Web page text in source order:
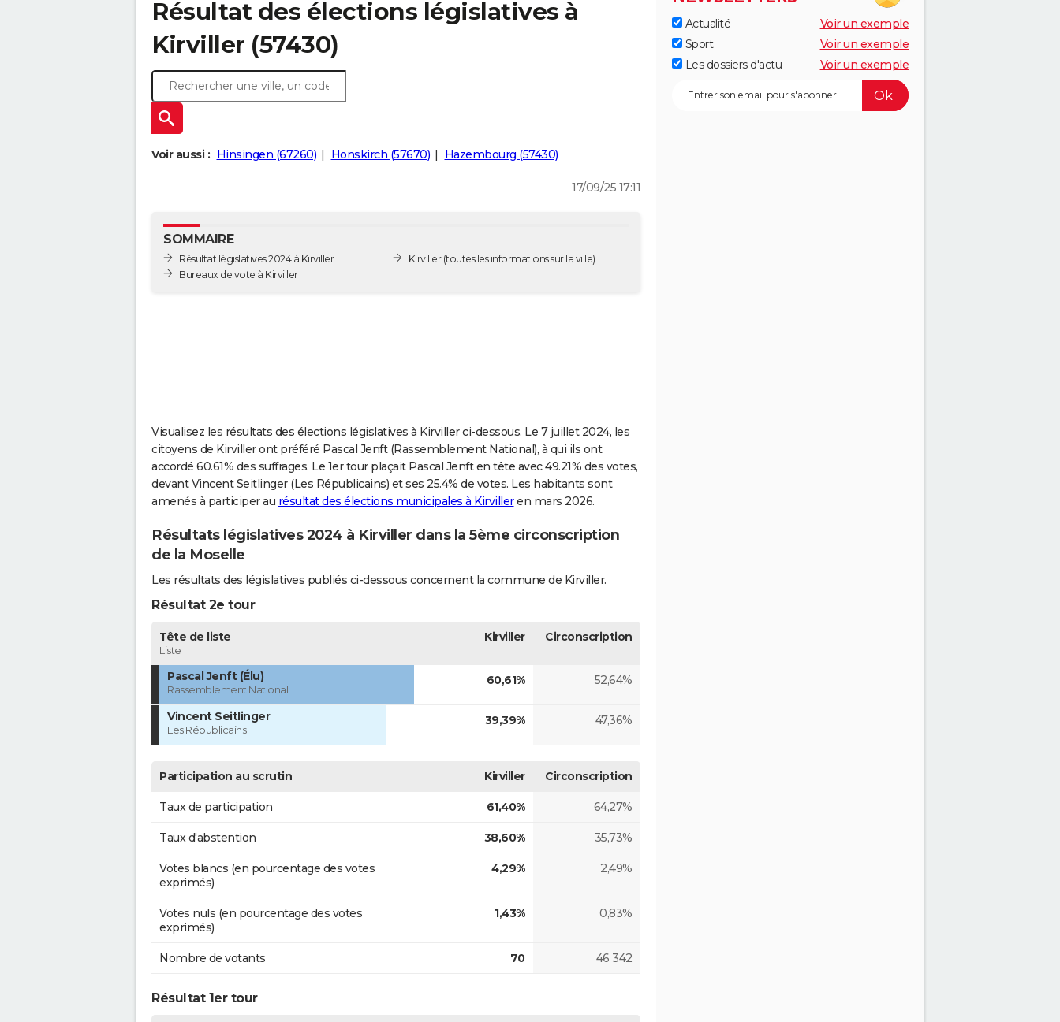
Résultat des élections législatives à
Kirviller (57430)
Voir aussi : Hinsingen (67260) Honskirch (57670) Hazembourg (57430)
17/09/25 17:11
SOMMAIRE
Résultat législatives 2024 à Kirviller
Bureaux de vote à Kirviller
Kirviller(toutes les informations sur la ville)
Visualisez les résultats des élections législatives à Kirviller ci-dessous. Le 7 juillet 2024, les
citoyens de Kirviller ont préféré Pascal Jenft (Rassemblement National), à qui ils ont
accordé 60.61% des suffrages. Le 1er tour plaçait Pascal Jenft en tête avec 49.21% des votes,
devant Vincent Seitlinger (Les Républicains) et ses 25.4% de votes. Les habitants sont
amenés à participer au résultat des élections municipales à Kirvilleren mars 2026.
Résultats législatives 2024 à Kirviller dans la 5ème circonscription
de la Moselle
Les résultats des législatives publiés ci-dessous concernent la commune de Kirviller.
Résultat 2e tour
Tête de liste
Liste
Kirviller Circonscription
Pascal Jenft (Élu)
Rassemblement National
60,61% 52,64%
Vincent Seitlinger
Les Républicains
39,39% 47,36%
Participation au scrutin Kirviller Circonscription
Taux de participation 61,40% 64,27%
Taux d'abstention 38,60% 35,73%
Votes blancs (en pourcentage des votes
exprimés)
4,29% 2,49%
Votes nuls (en pourcentage des votes
exprimés)
1,43% 0,83%
Nombre de votants 70 46 342
Résultat 1er tour
Actualité
Voir un exemple
Sport
Voir un exemple
Les dossiers d'actu
Voir un exemple